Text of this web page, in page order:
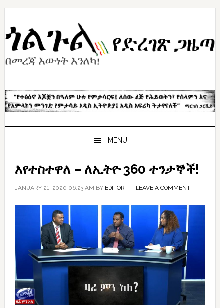
Skip
primary
navigation
Skip
content
Skip
primary
sidebar
MENU
እየተስተዋለ – ለኢትዮ 360 ተንታኞች!
JANUARY 21, 2020 06:23 AM BY EDITOR LEAVE A COMMENT